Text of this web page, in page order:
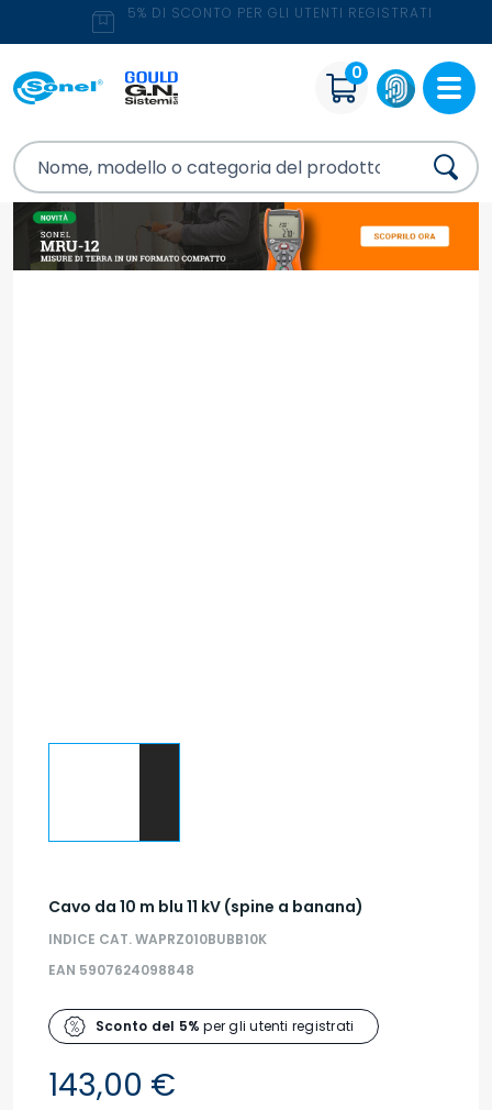
5% DI SCONTO PER GLI UTENTI REGISTRATI
0
Cavo da 10 m blu 11 kV (spine a banana)
INDICE CAT. WAPRZ010BUBB10K
EAN 5907624098848
Sconto del 5% per gli utenti registrati
143,00 €